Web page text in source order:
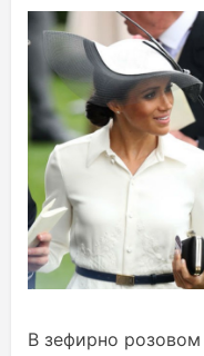
В зефирно